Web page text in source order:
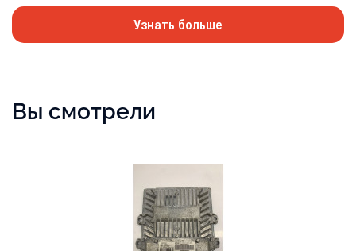
Узнать больше
Вы смотрели